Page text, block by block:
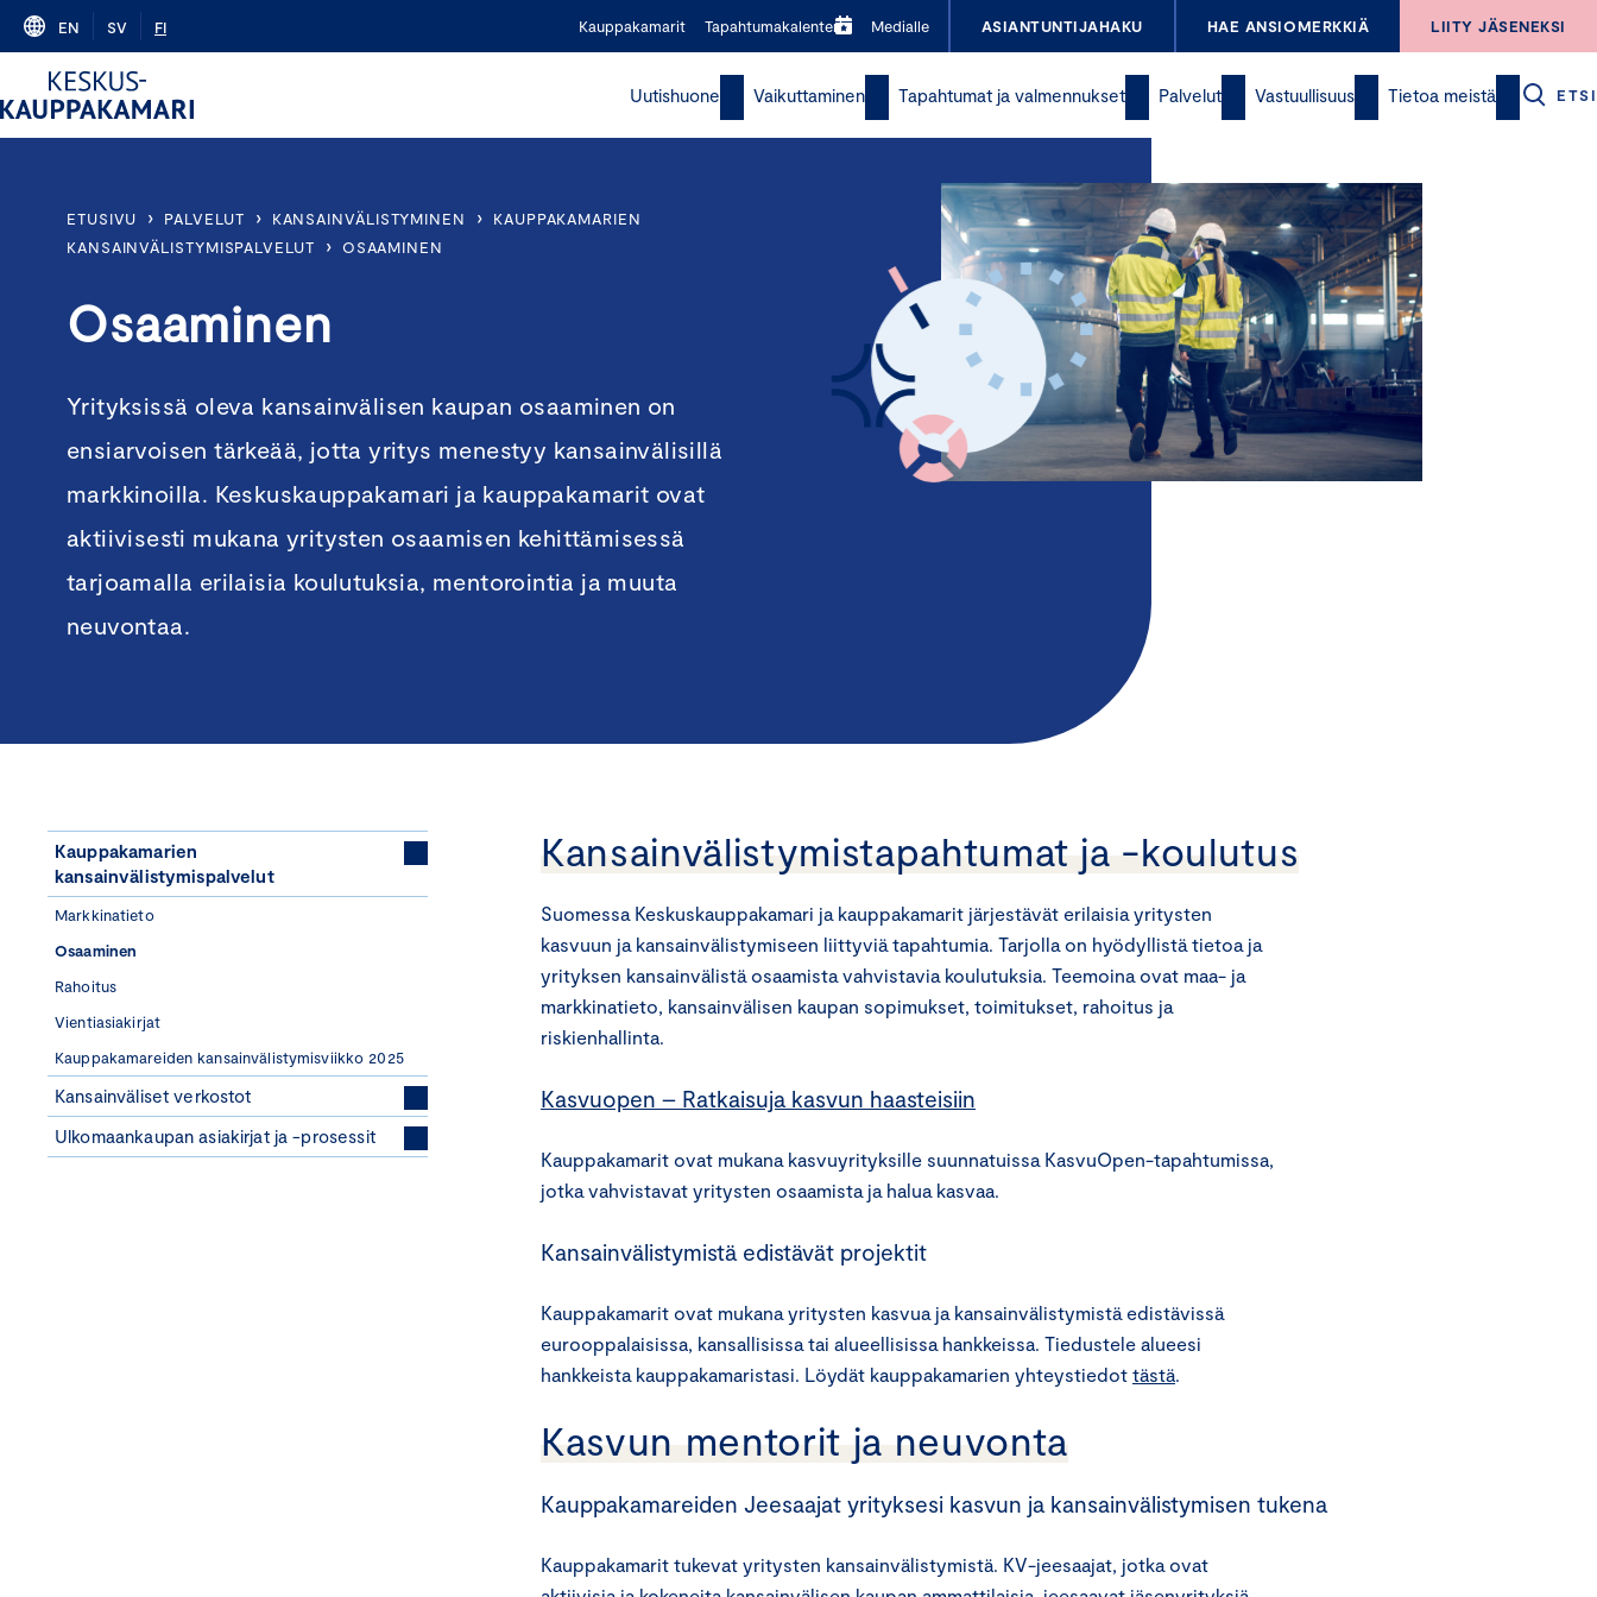
Skip
content
EN SV FI Kauppakamarit Tapahtumakalenteri Medialle ASIANTUNTIJAHAKU HAE ANSIOMERKKIÄ LIITY JÄSENEKSI
Uutishuone Vaikuttaminen Tapahtumat ja valmennukset Palvelut Vastuullisuus Tietoa meistä ETSI
ETUSIVU › PALVELUT › KANSAINVÄLISTYMINEN ›
KAUPPAKAMARIEN
KANSAINVÄLISTYMISPALVELUT
› OSAAMINEN
Osaaminen
Yrityksissä oleva kansainvälisen kaupan osaaminen on
ensiarvoisen tärkeää, jotta yritys menestyy kansainvälisillä
markkinoilla. Keskuskauppakamari ja kauppakamarit ovat
aktiivisesti mukana yritysten osaamisen kehittämisessä
tarjoamalla erilaisia koulutuksia, mentorointia ja muuta
neuvontaa.
Kauppakamarien
kansainvälistymispalvelut
Markkinatieto
Osaaminen
Rahoitus
Vientiasiakirjat
Kauppakamareiden kansainvälistymisviikko 2025
Kansainväliset verkostot
Ulkomaankaupan asiakirjat ja -prosessit
Kansainvälistymistapahtumat ja -koulutus
Suomessa Keskuskauppakamari ja kauppakamarit järjestävät erilaisia yritysten
kasvuun ja kansainvälistymiseen liittyviä tapahtumia. Tarjolla on hyödyllistä tietoa ja
yrityksen kansainvälistä osaamista vahvistavia koulutuksia. Teemoina ovat maa- ja
markkinatieto, kansainvälisen kaupan sopimukset, toimitukset, rahoitus ja
riskienhallinta.
Kasvuopen – Ratkaisuja kasvun haasteisiin
Kauppakamarit ovat mukana kasvuyrityksille suunnatuissa KasvuOpen-tapahtumissa,
jotka vahvistavat yritysten osaamista ja halua kasvaa.
Kansainvälistymistä edistävät projektit
Kauppakamarit ovat mukana yritysten kasvua ja kansainvälistymistä edistävissä
eurooppalaisissa, kansallisissa tai alueellisissa hankkeissa. Tiedustele alueesi
hankkeista kauppakamaristasi. Löydät kauppakamarien yhteystiedot tästä.
Kasvun mentorit ja neuvonta
Kauppakamareiden Jeesaajat yrityksesi kasvun ja kansainvälistymisen tukena
Kauppakamarit tukevat yritysten kansainvälistymistä. KV-jeesaajat, jotka ovat